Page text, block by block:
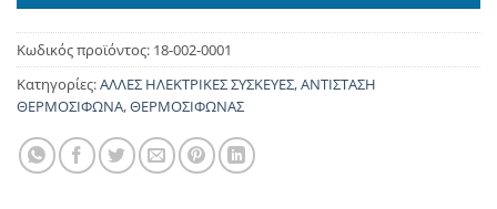
Κωδικός προϊόντος: 18-002-0001
Κατηγορίες:ΑΛΛΕΣ ΗΛΕΚΤΡΙΚΕΣ ΣΥΣΚΕΥΕΣ,ΑΝΤΙΣΤΑΣΗ
ΘΕΡΜΟΣΙΦΩΝΑ,ΘΕΡΜΟΣΙΦΩΝΑΣ